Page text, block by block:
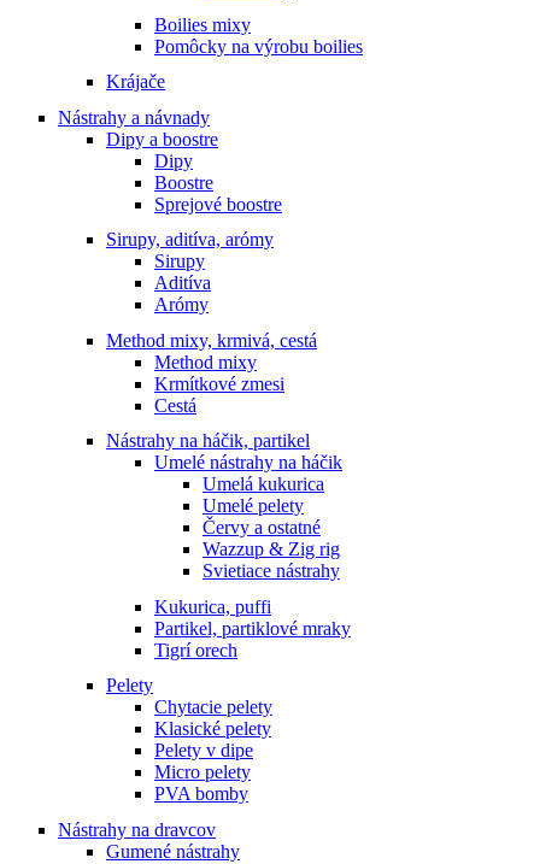
Boilies mixy
Pomôcky na výrobu boilies
Krájače
Nástrahy a návnady
Dipy a boostre
Dipy
Boostre
Sprejové boostre
Sirupy, aditíva, arómy
Sirupy
Aditíva
Arómy
Method mixy, krmivá, cestá
Method mixy
Krmítkové zmesi
Cestá
Nástrahy na háčik, partikel
Umelé nástrahy na háčik
Umelá kukurica
Umelé pelety
Červy a ostatné
Wazzup & Zig rig
Svietiace nástrahy
Kukurica, puffi
Partikel, partiklové mraky
Tigrí orech
Pelety
Chytacie pelety
Klasické pelety
Pelety v dipe
Micro pelety
PVA bomby
Nástrahy na dravcov
Gumené nástrahy